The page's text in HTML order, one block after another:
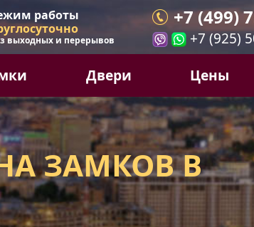
работы
выходных и перерывов
+7 (499)
+7 (925)
Двери Цены
ЗАМКОВ В